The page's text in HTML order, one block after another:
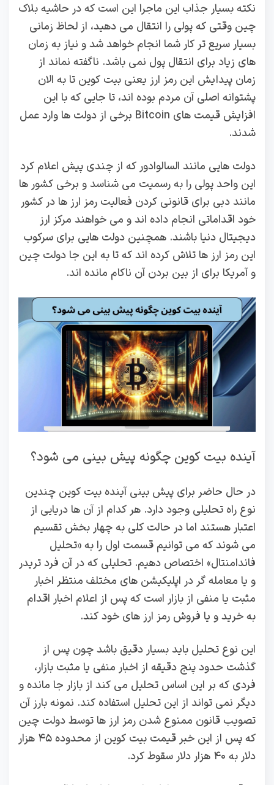
نکته بسیار جذاب این ماجرا این است که در حاشیه بلاک
چین وقتی که پولی را انتقال می دهید، از لحاظ زمانی
بسیار سریع تر کار شما انجام خواهد شد و نیاز به زمان
های زیاد برای انتقال پول نمی باشد. ناگفته نماند از
زمان پیدایش این رمز ارز یعنی بیت کوین تا به الان
پشتوانه اصلی آن مردم بوده اند، تا جایی که با این
افزایش قیمت های Bitcoin برخی از دولت ها وارد عمل
شدند.
دولت هایی مانند السالوادور که از چندی پیش اعلام کرد
این واحد پولی را به رسمیت می شناسد و برخی کشور ها
مانند دبی برای قانونی کردن فعالیت رمز ارز ها در کشور
خود اقداماتی انجام داده اند و می خواهند مرکز ارز
دیجیتال دنیا باشند. همچنین دولت هایی برای سرکوب
این رمز ارز ها تلاش کرده‌ اند که تا به این جا دولت چین
و آمریکا برای از بین بردن آن ناکام مانده اند.
آینده بیت کوین چگونه پیش بینی می شود؟
در حال حاضر برای پیش بینی آینده بیت کوین چندین
نوع راه تحلیلی وجود دارد. هر کدام از آن ها دریایی از
اعتبار هستند اما در حالت کلی به چهار بخش تقسیم
می شوند که می توانیم قسمت اول را به «تحلیل
فاندامنتال» اختصاص دهیم. تحلیلی که در آن فرد تریدر
و یا معامله گر در اپلیکیشن های مختلف منتظر اخبار
مثبت یا منفی از بازار است که پس از اعلام اخبار اقدام
به خرید و یا فروش رمز ارز های خود کند‌.
این نوع تحلیل باید بسیار دقیق باشد چون پس از
گذشت حدود پنج دقیقه از اخبار منفی یا مثبت بازار،
فردی که بر این اساس تحلیل می کند از بازار جا مانده و
دیگر نمی تواند از این تحلیل استفاده کند. نمونه بارز آن
تصویب قانون ممنوع شدن رمز ارز ها توسط دولت چین
که پس از این خبر قیمت بیت کوین از محدوده‌ ۴۵ هزار
دلار به ۴۰ هزار دلار سقوط کرد.